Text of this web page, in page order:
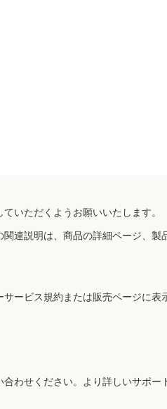
いただくようお願いいたします。
連説明は、商品の詳細ページ、製
ービス規約または販売ページに表
わせください。より詳しいサポー